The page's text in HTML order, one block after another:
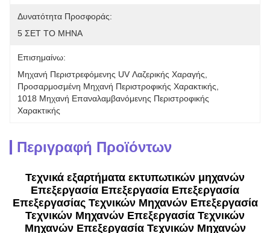
Δυνατότητα Προσφοράς:
5 ΣΕΤ ΤΟ ΜΗΝΑ
Επισημαίνω:
Μηχανή Περιστρεφόμενης UV Λαζερικής Χαραγής
Προσαρμοσμένη Μηχανή Περιστροφικής Χαρακτικής
1018 Μηχανή Επαναλαμβανόμενης Περιστροφικής
Χαρακτικής
Περιγραφή Προϊόντων
Τεχνικά εξαρτήματα εκτυπωτικών μηχανών
Επεξεργασία Επεξεργασία Επεξεργασία
Επεξεργασίας Τεχνικών Μηχανών Επεξεργασία
Τεχνικών Μηχανών Επεξεργασία Τεχνικών
Μηχανών Επεξεργασία Τεχνικών Μηχανών